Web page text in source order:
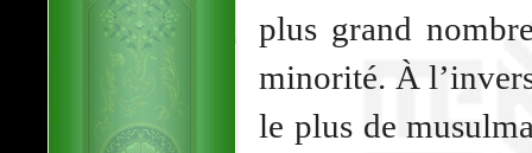
plus grand
minorité. À
le plus de